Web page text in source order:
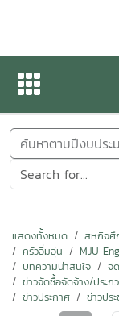
ข่าวสารกิ
ค้นหาตามปีงบปร
แสดงทั้งหมด สหกิจศึ
ครัวอิ่มอุ่น
MJU
บทความน่าสนใจ
จ
ข่าวจัดซื้อจัดจ้าง/ประก
ข่าวประกาศ
ข่าวปร